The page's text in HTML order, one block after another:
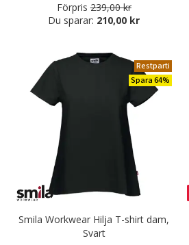
Förpris 239,00 kr
Du sparar: 210,00 kr
Restparti
Spara 64%
Smila Workwear Hilja T-shirt dam,
Svart